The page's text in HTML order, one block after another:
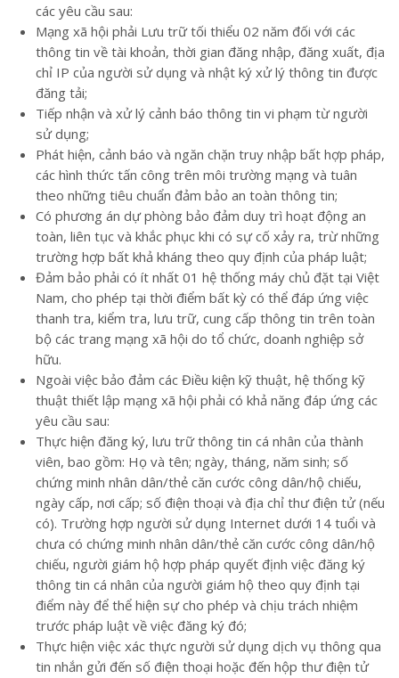
các yêu cầu sau:
Mạng xã hội phải Lưu trữ tối thiểu 02 năm đối với các
thông tin về tài khoản, thời gian đăng nhập, đăng xuất, địa
chỉ IP của người sử dụng và nhật ký xử lý thông tin được
đăng tải;
Tiếp nhận và xử lý cảnh báo thông tin vi phạm từ người
sử dụng;
Phát hiện, cảnh báo và ngăn chặn truy nhập bất hợp pháp,
các hình thức tấn công trên môi trường mạng và tuân
theo những tiêu chuẩn đảm bảo an toàn thông tin;
Có phương án dự phòng bảo đảm duy trì hoạt động an
toàn, liên tục và khắc phục khi có sự cố xảy ra, trừ những
trường hợp bất khả kháng theo quy định của pháp luật;
Đảm bảo phải có ít nhất 01 hệ thống máy chủ đặt tại Việt
Nam, cho phép tại thời điểm bất kỳ có thể đáp ứng việc
thanh tra, kiểm tra, lưu trữ, cung cấp thông tin trên toàn
bộ các trang mạng xã hội do tổ chức, doanh nghiệp sở
hữu.
Ngoài việc bảo đảm các Điều kiện kỹ thuật, hệ thống kỹ
thuật thiết lập mạng xã hội phải có khả năng đáp ứng các
yêu cầu sau:
Thực hiện đăng ký, lưu trữ thông tin cá nhân của thành
viên, bao gồm: Họ và tên; ngày, tháng, năm sinh; số
chứng minh nhân dân/thẻ căn cước công dân/hộ chiếu,
ngày cấp, nơi cấp; số điện thoại và địa chỉ thư điện tử (nếu
có). Trường hợp người sử dụng Internet dưới 14 tuổi và
chưa có chứng minh nhân dân/thẻ căn cước công dân/hộ
chiếu, người giám hộ hợp pháp quyết định việc đăng ký
thông tin cá nhân của người giám hộ theo quy định tại
điểm này để thể hiện sự cho phép và chịu trách nhiệm
trước pháp luật về việc đăng ký đó;
Thực hiện việc xác thực người sử dụng dịch vụ thông qua
tin nhắn gửi đến số điện thoại hoặc đến hộp thư điện tử